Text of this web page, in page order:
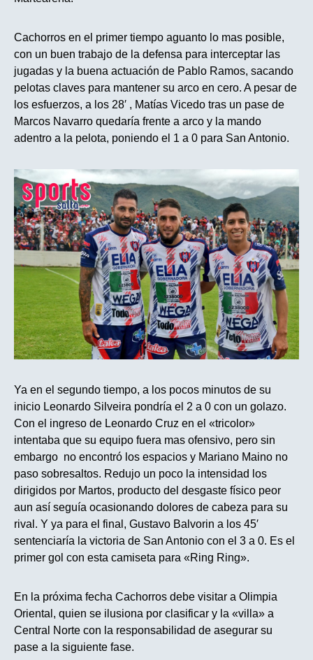
Cachorros en el primer tiempo aguanto lo mas posible,
con un buen trabajo de la defensa para interceptar las
jugadas y la buena actuación de Pablo Ramos, sacando
pelotas claves para mantener su arco en cero. A pesar de
los esfuerzos, a los 28′ , Matías Vicedo tras un pase de
Marcos Navarro quedaría frente a arco y la mando
adentro a la pelota, poniendo el 1 a 0 para San Antonio.
Ya en el segundo tiempo, a los pocos minutos de su
inicio Leonardo Silveira pondría el 2 a 0 con un golazo.
Con el ingreso de Leonardo Cruz en el «tricolor»
intentaba que su equipo fuera mas ofensivo, pero sin
embargo no encontró los espacios y Mariano Maino no
paso sobresaltos. Redujo un poco la intensidad los
dirigidos por Martos, producto del desgaste físico peor
aun así seguía ocasionando dolores de cabeza para su
rival. Y ya para el final, Gustavo Balvorin a los 45′
sentenciaría la victoria de San Antonio con el 3 a 0. Es el
primer gol con esta camiseta para «Ring Ring».
En la próxima fecha Cachorros debe visitar a Olimpia
Oriental, quien se ilusiona por clasificar y la «villa» a
Central Norte con la responsabilidad de asegurar su
pase a la siguiente fase.